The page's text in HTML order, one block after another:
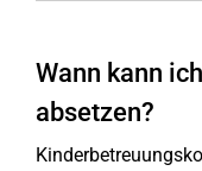
Wann kann
absetzen?